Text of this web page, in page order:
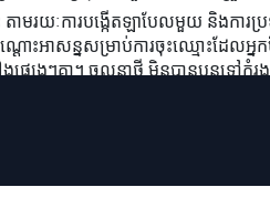
តាមរយៈការបង្កើតឡាបែលមួយ និង
ះអាសន្ន​សម្រាប់ការចុះឈ្មោះដែលអ្
ងៗគ្នា។ ចលនាថ្មី មិនបានបន្តទៅកំរ